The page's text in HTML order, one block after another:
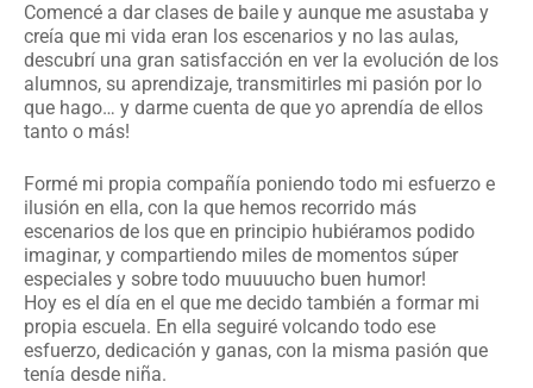
Comencé a dar clases de baile y aunque me asustaba y
creía que mi vida eran los escenarios y no las aulas,
descubrí una gran satisfacción en ver la evolución de los
alumnos, su aprendizaje, transmitirles mi pasión por lo
que hago… y darme cuenta de que yo aprendía de ellos
tanto o más!
Formé mi propia compañía poniendo todo mi esfuerzo e
ilusión en ella, con la que hemos recorrido más
escenarios de los que en principio hubiéramos podido
imaginar, y compartiendo miles de momentos súper
especiales y sobre todo muuuucho buen humor!
Hoy es el día en el que me decido también a formar mi
propia escuela. En ella seguiré volcando todo ese
esfuerzo, dedicación y ganas, con la misma pasión que
tenía desde niña.